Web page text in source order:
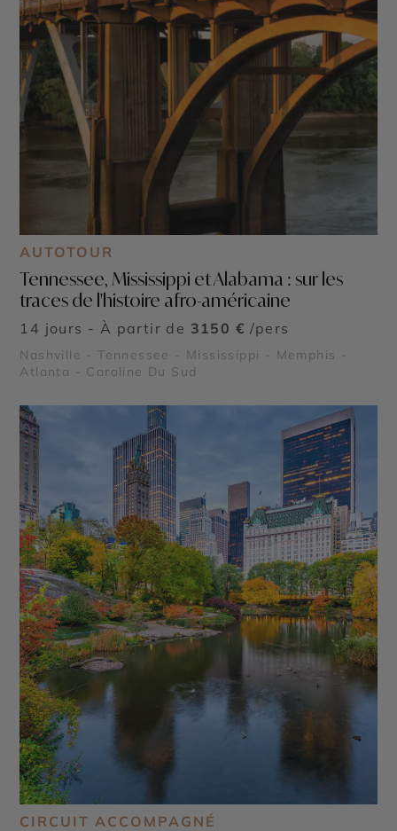
AUTOTOUR
Tennessee, Mississippi et Alabama : sur les
traces de l'histoire afro-américaine
14 jours - À partir de 3150 € /pers
Nashville - Tennessee - Mississippi - Memphis -
Atlanta - Caroline Du Sud
CIRCUIT ACCOMPAGNÉ